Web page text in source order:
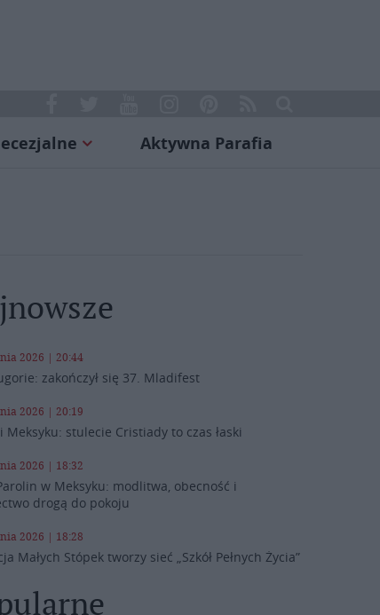
Aktywna Parafia
2026 | 20:44
zakończył się 37. Mladifest
2026 | 20:19
Meksyku: stulecie Cristiady to czas łaski
2026 | 18:32
w Meksyku: modlitwa, obecność i
drogą do pokoju
2026 | 18:28
Małych Stópek tworzy sieć „Szkół Pełnych Życia”